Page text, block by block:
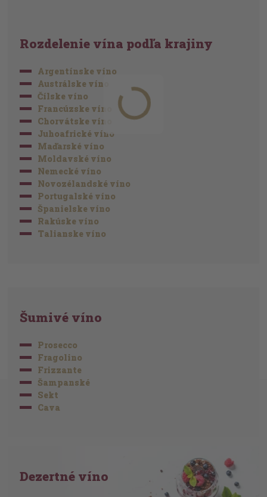
Rozdelenie vína podľa krajiny
Argentínske víno
Austrálske víno
Čílske víno
Francúzske víno
Chorvátske víno
Juhoafrické víno
Maďarské víno
Moldavské víno
Nemecké víno
Novozélandské víno
Portugalské víno
Španielske víno
Rakúske víno
Talianske víno
Šumivé víno
Prosecco
Fragolino
Frizzante
Šampanské
Sekt
Cava
Dezertné víno